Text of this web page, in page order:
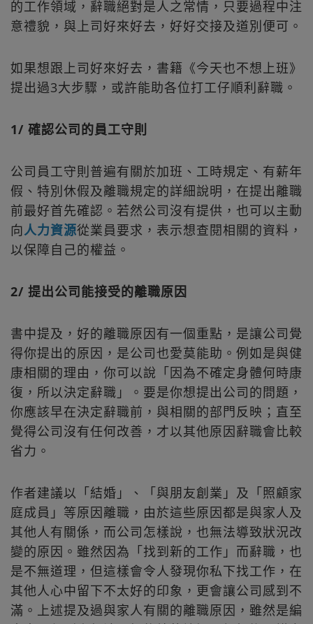
的工作領域，辭職絕對是人之常情，只要過程中注
意禮貌，與上司好來好去，好好交接及道別便可。
如果想跟上司好來好去，書籍《今天也不想上班》
提出過3大步驟，或許能助各位打工仔順利辭職。
1/ 確認公司的員工守則
公司員工守則普遍有關於加班、工時規定、有薪年
假、特別休假及離職規定的詳細說明，在提出離職
前最好首先確認。若然公司沒有提供，也可以主動
向人力資源從業員要求，表示想查閱相關的資料，
以保障自己的權益。
2/ 提出公司能接受的離職原因
書中提及，好的離職原因有一個重點，是讓公司覺
得你提出的原因，是公司也愛莫能助。例如是與健
康相關的理由，你可以說「因為不確定身體何時康
復，所以決定辭職」。要是你想提出公司的問題，
你應該早在決定辭職前，與相關的部門反映；直至
覺得公司沒有任何改善，才以其他原因辭職會比較
省力。
作者建議以「結婚」、「與朋友創業」及「照顧家
庭成員」等原因離職，由於這些原因都是與家人及
其他人有關係，而公司怎樣說，也無法導致狀況改
變的原因。雖然因為「找到新的工作」而辭職，也
是不無道理，但這樣會令人發現你私下找工作，在
其他人心中留下不太好的印象，更會讓公司感到不
滿。上述提及過與家人有關的離職原因，雖然是編